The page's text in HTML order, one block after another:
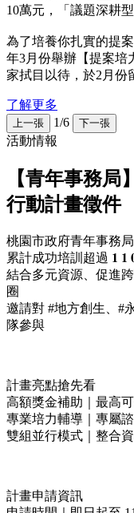
10萬元，「議題深耕
為了培養你扎實的提
年3月份舉辦【提案培
家拭目以待，於2月份
了解更多
上一張 1/6 下一張
活動情報
【青年事務局
行動計畫徵件
桃園市政府青年事務
累計成功培訓超過 𝟏 𝟏
結合多元資源、促進
圈
邀請對 #地方創生、#
隊參與
計畫亮點搶先看
高額獎金補助｜最高
專業培力輔導｜專屬
雙組並行模式｜整合
計畫申請資訊